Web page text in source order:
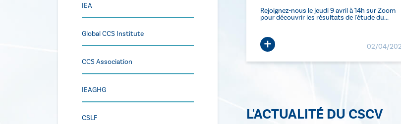
IEA
Global CCS Institute
CCS Association
IEAGHG
CSLF
Rejoignez-nous le jeudi 9 avril à 14h sur Zoom
pour découvrir les résultats de l'étude du...
+ 02/04/
L'ACTUALITÉ DU CSCV